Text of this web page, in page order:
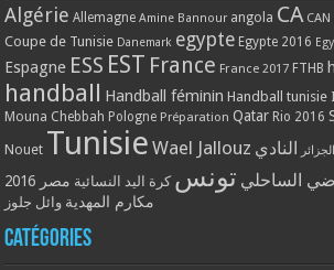
Algérie Allemagne Amine Bannour angola CA CAN
Coupe de Tunisie Danemark egypte Egypte 2016
Espagne ESS EST France France 2017 FTHB
handball Handball féminin Handball tunisie
Mouna Chebbah Pologne Préparation Qatar Rio 2016
Nouet Tunisie Wael Jallouz الجزائر
النادي
الساحلي تونس كرة اليد النسائية مصر 2016
مكارم المهدية وائل جلوز
Catégories